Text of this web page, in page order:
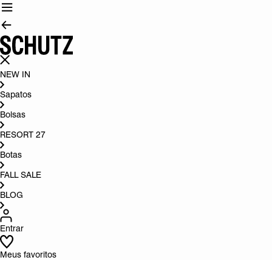
NEW IN
Sapatos
Bolsas
RESORT 27
Botas
FALL SALE
BLOG
Entrar
Meus favoritos